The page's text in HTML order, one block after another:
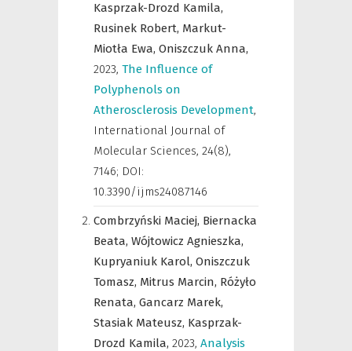
Kasprzak-Drozd Kamila,
Rusinek Robert, Markut-
Miotła Ewa, Oniszczuk Anna,
2023, The Influence of
Polyphenols on
Atherosclerosis Development,
International Journal of
Molecular Sciences, 24(8),
7146; DOI:
10.3390/ijms24087146
Combrzyński Maciej, Biernacka
Beata, Wójtowicz Agnieszka,
Kupryaniuk Karol, Oniszczuk
Tomasz, Mitrus Marcin, Różyło
Renata, Gancarz Marek,
Stasiak Mateusz, Kasprzak-
Drozd Kamila, 2023, Analysis